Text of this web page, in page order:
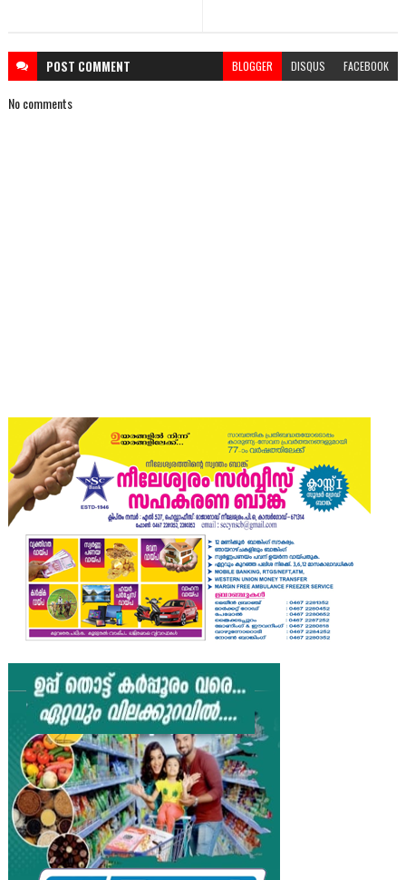
POST COMMENT BLOGGER DISQUS FACEBOOK
No comments